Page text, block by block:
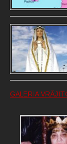
GALERIA